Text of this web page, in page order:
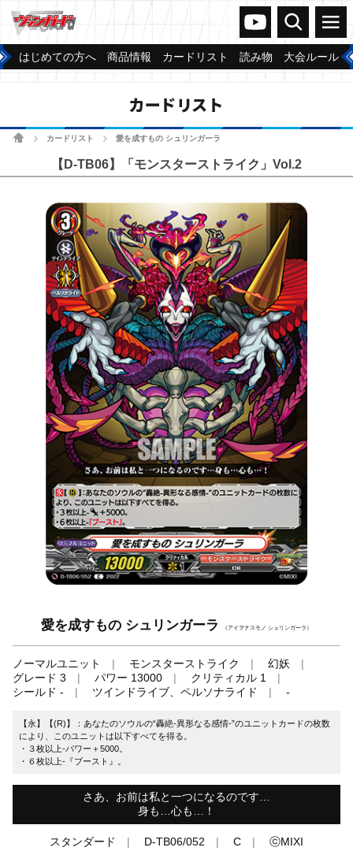
ヴァンガードch
検索 メニュー
はじめての方へ 商品情報 カードリスト 読み物 大会ルール
カードリスト
ホームカードリスト 愛を成すもの シュリンガーラ
【D-TB06】「モンスターストライク」Vol.2
愛を成すもの シュリンガーラ （アイヲナスモノ シュリンガーラ）
ノーマルユニット モンスターストライク
幻妖
グレード 3
パワー 13000
クリティカル 1
シールド -
ツインドライブ、ペルソナライド -
【永】【(R)】：あなたのソウルの“轟絶-異形なる感情-”のユニットカードの枚数
により、このユニットは以下すべてを得る。
・３枚以上-パワー＋5000。
・６枚以上-『ブースト』。
さあ、お前は私と一つになるのです…
身も…心も…！
スタンダード D-TB06/052 C ⓒMIXI